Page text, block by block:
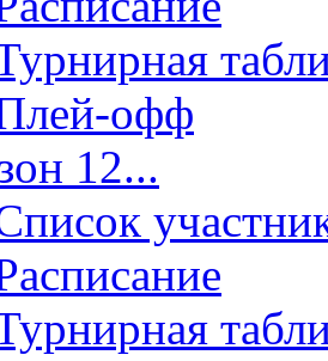
офф
12...